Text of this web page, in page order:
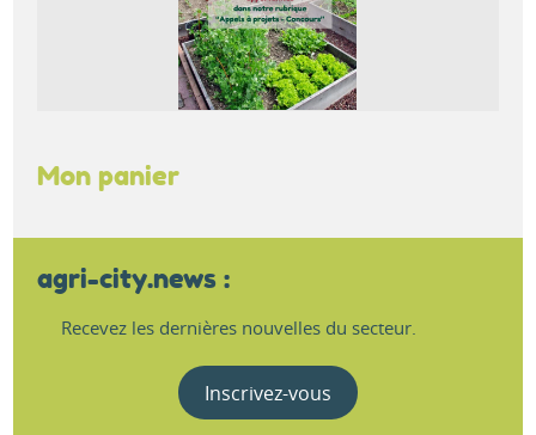
Mon panier
agri-city.news :
Recevez les dernières nouvelles du secteur.
Inscrivez-vous